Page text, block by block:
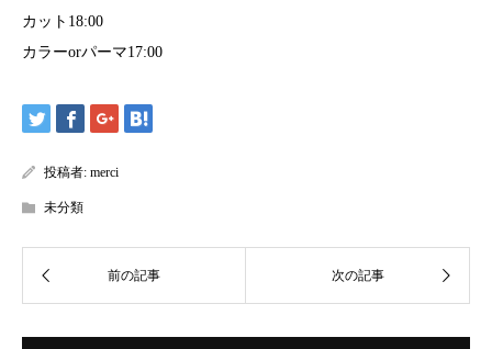
カット18:00
カラーorパーマ17:00
投稿者: merci
未分類